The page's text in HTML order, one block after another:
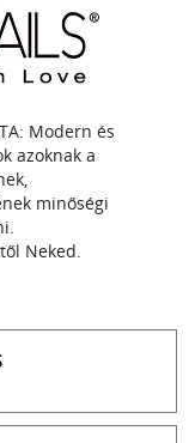
Modern és
azoknak a
minőségi
Neked.